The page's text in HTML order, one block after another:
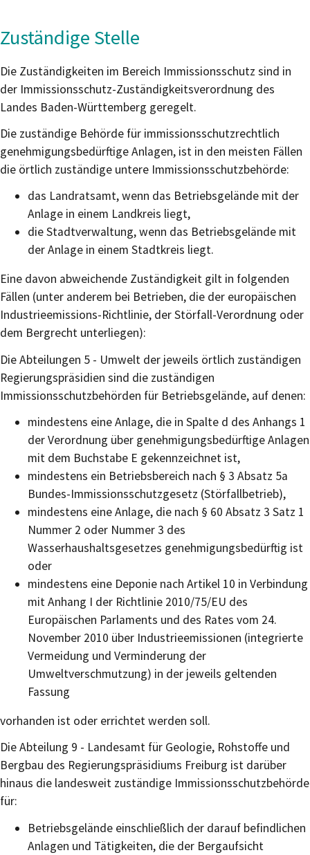
Zuständige Stelle
Die Zuständigkeiten im Bereich Immissionsschutz sind in
der Immissionsschutz-Zuständigkeitsverordnung des
Landes Baden-Württemberg geregelt.
Die zuständige Behörde für immissionsschutzrechtlich
genehmigungsbedürftige Anlagen, ist in den meisten Fällen
die örtlich zuständige untere Immissionsschutzbehörde:
das Landratsamt, wenn das Betriebsgelände mit der
Anlage in einem Landkreis liegt,
die Stadtverwaltung, wenn das Betriebsgelände mit
der Anlage in einem Stadtkreis liegt.
Eine davon abweichende Zuständigkeit gilt in folgenden
Fällen (unter anderem bei Betrieben, die der europäischen
Industrieemissions-Richtlinie, der Störfall-Verordnung oder
dem Bergrecht unterliegen):
Die Abteilungen 5 - Umwelt der jeweils örtlich zuständigen
Regierungspräsidien sind die zuständigen
Immissionsschutzbehörden für Betriebsgelände, auf denen:
mindestens eine Anlage, die in Spalte d des Anhangs 1
der Verordnung über genehmigungsbedürftige Anlagen
mit dem Buchstabe E gekennzeichnet ist,
mindestens ein Betriebsbereich nach § 3 Absatz 5a
Bundes-Immissionsschutzgesetz (Störfallbetrieb),
mindestens eine Anlage, die nach § 60 Absatz 3 Satz 1
Nummer 2 oder Nummer 3 des
Wasserhaushaltsgesetzes genehmigungsbedürftig ist
oder
mindestens eine Deponie nach Artikel 10 in Verbindung
mit Anhang I der Richtlinie 2010/75/EU des
Europäischen Parlaments und des Rates vom 24.
November 2010 über Industrieemissionen (integrierte
Vermeidung und Verminderung der
Umweltverschmutzung) in der jeweils geltenden
Fassung
vorhanden ist oder errichtet werden soll.
Die Abteilung 9 - Landesamt für Geologie, Rohstoffe und
Bergbau des Regierungspräsidiums Freiburg ist darüber
hinaus die landesweit zuständige Immissionsschutzbehörde
für:
Betriebsgelände einschließlich der darauf befindlichen
Anlagen und Tätigkeiten, die der Bergaufsicht